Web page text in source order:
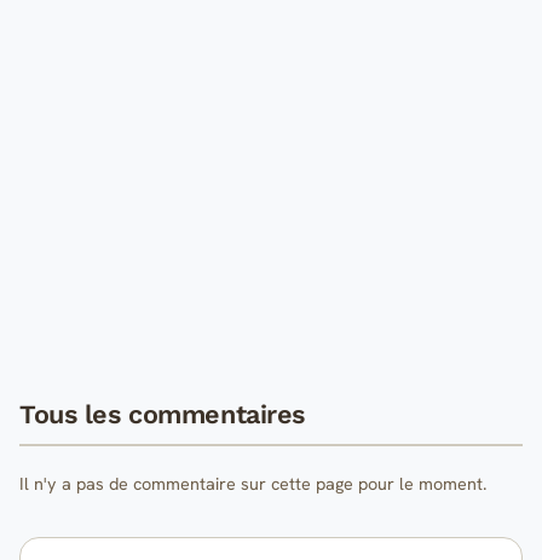
Tous les commentaires
Il n'y a pas de commentaire sur cette page pour le moment.